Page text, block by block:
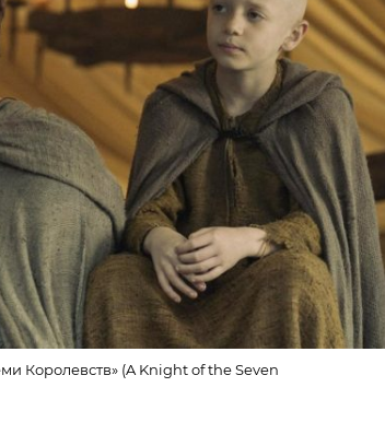
Королевств» (A Knight of the Seven